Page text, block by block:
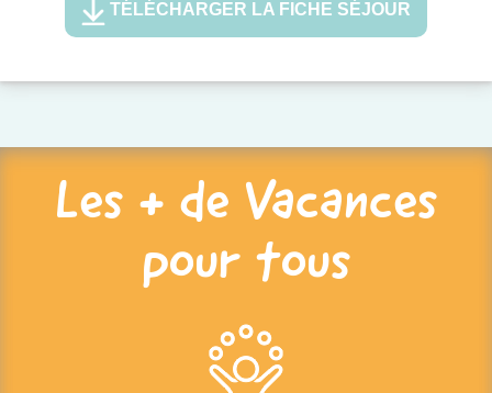
TÉLÉCHARGER LA FICHE SÉJOUR
Les + de Vacances
pour tous